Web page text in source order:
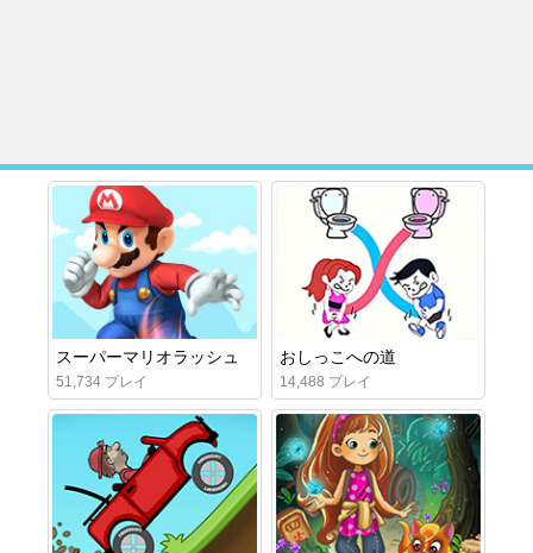
スーパーマリオラッシュ
51,734 プレイ
おしっこへの道
14,488 プレイ